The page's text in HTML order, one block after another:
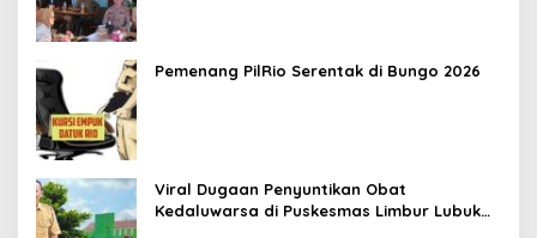
Pemenang PilRio Serentak di Bungo 2026
Viral Dugaan Penyuntikan Obat
Kedaluwarsa di Puskesmas Limbur Lubuk